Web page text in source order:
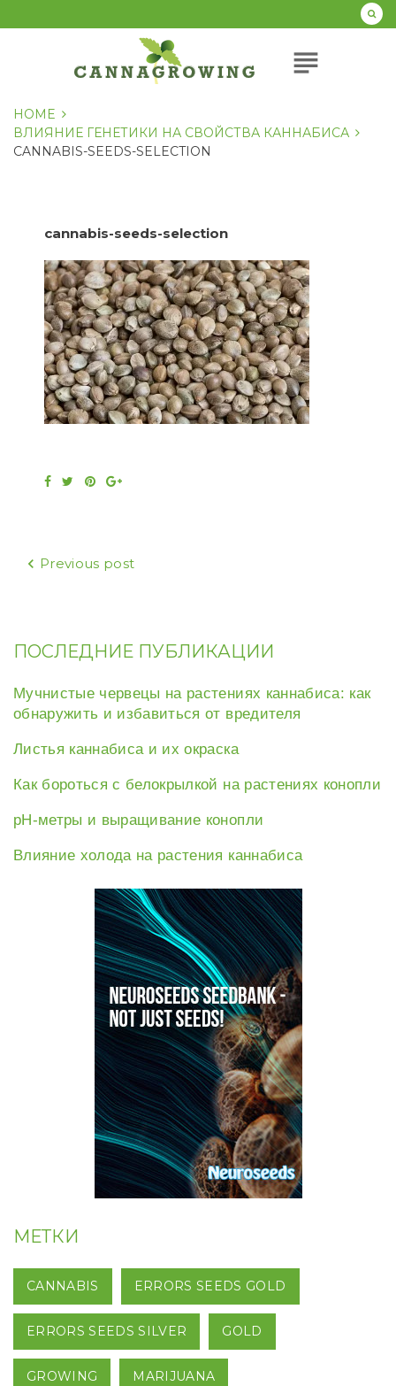
к
subject
HOME
ВЛИЯНИЕ ГЕНЕТИКИ НА СВОЙСТВА КАННАБИСА
CANNABIS-SEEDS-SELECTION
cannabis-seeds-selection
Facebook
TwitterPinterestGoogle+
Навигация
Previous post
ПОСЛЕДНИЕ ПУБЛИКАЦИИ
Мучнистые червецы на растениях каннабиса: как
обнаружить и избавиться от вредителя
Листья каннабиса и их окраска
Как бороться с белокрылкой на растениях конопли
рН-метры и выращивание конопли
Влияние холода на растения каннабиса
МЕТКИ
CANNABIS ERRORS SEEDS GOLD
ERRORS SEEDS SILVER GOLD
GROWING MARIJUANA